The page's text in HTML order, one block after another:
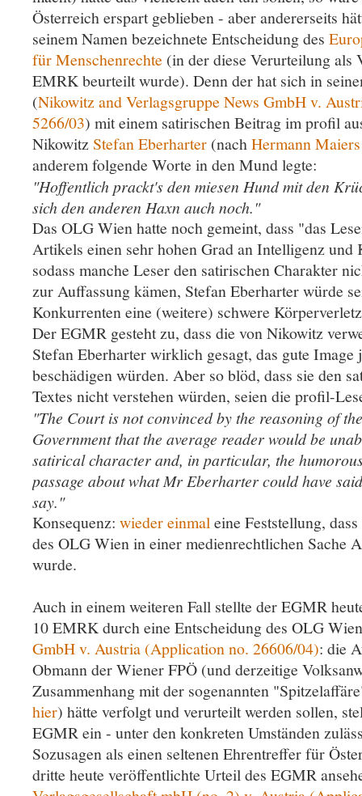
Österreich erspart geblieben - aber andererseits
seinem Namen bezeichnete Entscheidung des
für Menschenrechte (in der diese Verurteilung als
EMRK beurteilt wurde). Denn der hat sich in
(Nikowitz and Verlagsgruppe News GmbH v.
5266/03) mit einem satirischen Beitrag im profil
NikowitzStefan Eberharter (nachHermann
anderem folgende Worte in den Mund legte:
"Hoffentlich prackt's den miesen Hund mit den
sich den anderen Haxn auch noch."
Das OLG Wien hatte noch gemeint, dass "das
Artikels einen sehr hohen Grad an Intelligenz und
sodass manche Leser den satirischen Charakter
zur Auffassung kämen, Stefan Eberharter würde
Konkurrenten eine (weitere) schwere
Der EGMR gesteht zu, dass die von Nikowitz
Stefan Eberharter wirklich gesagt, das gute Image
beschädigen würden. Aber so blöd, dass sie den
Textes nicht verstehen würden, seien die profil-
"The Court is not convinced by the reasoning of
Government that the average reader would be
satirical character and, in particular, the
passage about what Mr Eberharter could have
say."
Konsequenz: wieder einmaleine Feststellung,
des OLG Wien in einer medienrechtlichen Sache
wurde.
Auch in einem weiteren Fall stellte der EGMR
10 EMRK durch eine Entscheidung des OLG
GmbH v. Austria (Application no. 26606/04): die
Obmann der Wiener FPÖ (und derzeitige
Zusammenhang mit der sogenannten
hier) hätte verfolgt und verurteilt werden sollen,
EGMR ein - unter den konkreten Umständen
Sozusagen als einen seltenen Ehrentreffer für
dritte heute veröffentlichte Urteil des EGMR